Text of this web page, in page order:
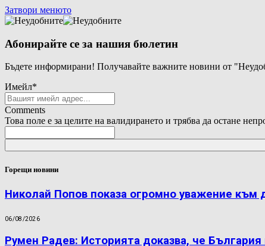
Затвори менюто
Абонирайте се за нашия бюлетин
Бъдете информирани! Получавайте важните новини от
Имейл*
Comments
Това поле е за целите на валидирането и трябва да остане
Горещи новини
Николай Попов показа огромно уважение към
06/08/2026
Румен Радев: Историята доказва, че